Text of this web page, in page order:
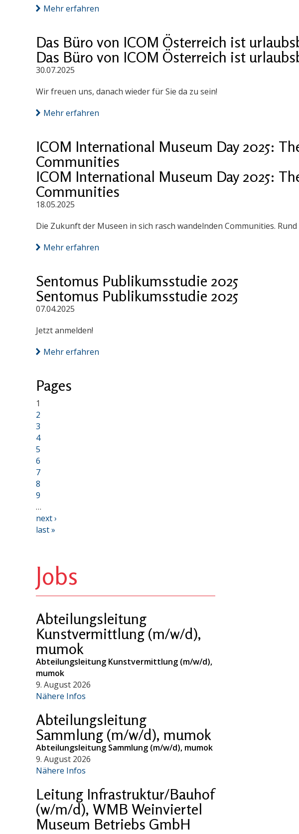
Mehr erfahren
Das Büro von ICOM Österreich ist
Das Büro von ICOM Österreich ist
30.07.2025
Wir freuen uns, danach wieder für Sie da zu sein!
Mehr erfahren
ICOM International Museum Day 2025:
Communities
ICOM International Museum Day 2025:
Communities
18.05.2025
Die Zukunft der Museen in sich rasch wandelnden Communities. Rund
Mehr erfahren
Sentomus Publikumsstudie 2025
Sentomus Publikumsstudie 2025
07.04.2025
Jetzt anmelden!
Mehr erfahren
Pages
1
2
3
4
5
6
7
8
9
…
next ›
last »
Jobs
Abteilungsleitung
Kunstvermittlung (m/w/d),
mumok
Abteilungsleitung Kunstvermittlung (m/w/d),
mumok
9. August 2026
Nähere Infos
Abteilungsleitung
Sammlung (m/w/d), mumok
Abteilungsleitung Sammlung (m/w/d), mumok
9. August 2026
Nähere Infos
Leitung Infrastruktur/Bauhof
(w/m/d), WMB Weinviertel
Museum Betriebs GmbH